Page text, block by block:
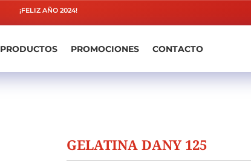
¡FELIZ AÑO 2024!
PRODUCTOS PROMOCIONES CONTACTO
GELATINA DANY 125